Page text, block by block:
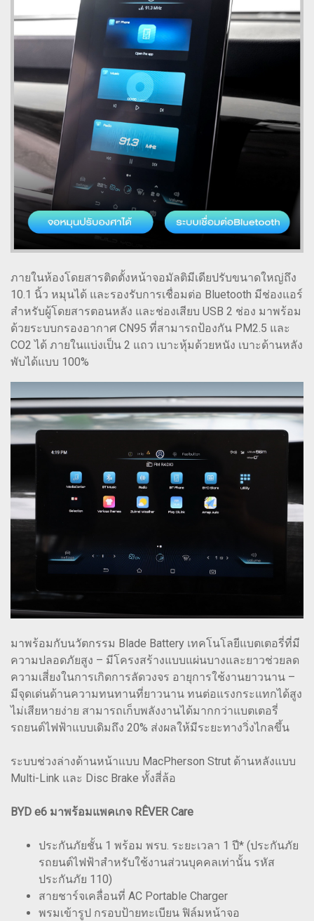
ภายในห้องโดยสารติดตั้งหน้าจอมัลติมีเดียปรับขนาดใหญ่ถึง
10.1 นิ้ว หมุนได้ และรองรับการเชื่อมต่อ Bluetooth มีช่องแอร์
สำหรับผู้โดยสารตอนหลัง และช่องเสียบ USB 2 ช่อง มาพร้อม
ด้วยระบบกรองอากาศ CN95 ที่สามารถป้องกัน PM2.5 และ
CO2 ได้ ภายในแบ่งเป็น 2 แถว เบาะหุ้มด้วยหนัง เบาะด้านหลัง
พับได้แบบ 100%
มาพร้อมกับนวัตกรรม Blade Battery เทคโนโลยีแบตเตอรี่ที่มี
ความปลอดภัยสูง – มีโครงสร้างแบบแผ่นบางและยาวช่วยลด
ความเสี่ยงในการเกิดการลัดวงจร อายุการใช้งานยาวนาน –
มีจุดเด่นด้านความทนทานที่ยาวนาน ทนต่อแรงกระแทกได้สูง
ไม่เสียหายง่าย สามารถเก็บพลังงานได้มากกว่าแบตเตอรี่
รถยนต์ไฟฟ้าแบบเดิมถึง 20% ส่งผลให้มีระยะทางวิ่งไกลขึ้น
ระบบช่วงล่างด้านหน้าแบบ MacPherson Strut ด้านหลังแบบ
Multi-Link และ Disc Brake ทั้งสี่ล้อ
BYD e6 มาพร้อมแพคเกจ RÊVER Care
ประกันภัยชั้น 1 พร้อม พรบ. ระยะเวลา 1 ปี* (ประกันภัย
รถยนต์ไฟฟ้าสำหรับใช้งานส่วนบุคคลเท่านั้น รหัส
ประกันภัย 110)
สายชาร์จเคลื่อนที่ AC Portable Charger
พรมเข้ารูป กรอบป้ายทะเบียน ฟิล์มหน้าจอ